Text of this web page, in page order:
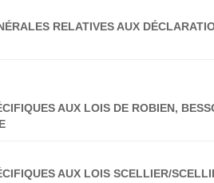
RELATIVES AUX
AUX LOIS DE ROBIEN,
AUX LOIS SCELLIER/